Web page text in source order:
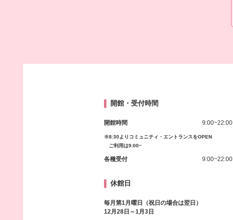
開館・受付時間
開館時間 9:00~22:00
※8:30よりコミュニティ・エントランスをOPEN
ご利用は9:00~
各種受付 9:00~22:00
休館日
毎月第1月曜日（祝日の場合は翌日）
12月28日～1月3日